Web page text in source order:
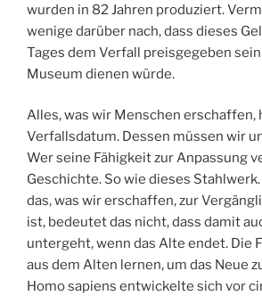
wurden in 82 Jahren produziert.
wenige darüber nach, dass dieses
Tages dem Verfall preisgegeben
Museum dienen würde.
Alles, was wir Menschen erschaffen,
Verfallsdatum. Dessen müssen wir
Wer seine Fähigkeit zur Anpassung
Geschichte. So wie dieses
das, was wir erschaffen, zur
ist, bedeutet das nicht, dass damit
untergeht, wenn das Alte endet. Die
aus dem Alten lernen, um das Neue
Homo sapiens entwickelte sich vor